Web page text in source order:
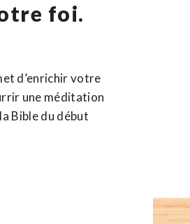
foi.
d’enrichir votre
une méditation
Bible du début